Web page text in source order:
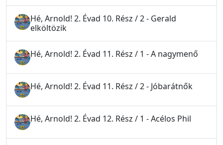
Hé, Arnold! 2. Évad 10. Rész / 2 - Gerald
elköltözik
Hé, Arnold! 2. Évad 11. Rész / 1 - A nagymenő
Hé, Arnold! 2. Évad 11. Rész / 2 - Jóbarátnők
Hé, Arnold! 2. Évad 12. Rész / 1 - Acélos Phil